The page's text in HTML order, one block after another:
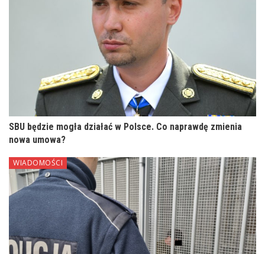
SBU będzie mogła działać w Polsce. Co naprawdę zmienia
nowa umowa?
WIADOMOŚCI